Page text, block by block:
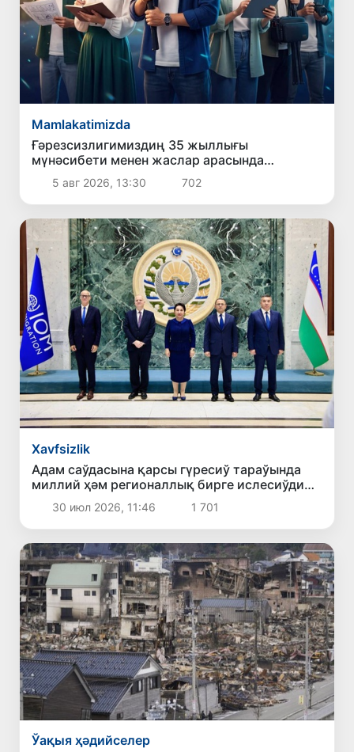
Mamlakatimizda
Ғәрезсизлигимиздиң 35 жыллығы
мүнәсибети менен жаслар арасында
дөретиўшилик таңлаў жәрияланды
5 авг 2026, 13:30 702
Xavfsizlik
Адам саўдасына қарсы гүресиў тараўында
миллий ҳәм регионаллық бирге ислесиўдиң
жаңа тийкарғы бағдарлары белгилеп алынды
30 июл 2026, 11:46 1 701
Ўақыя ҳәдийселер